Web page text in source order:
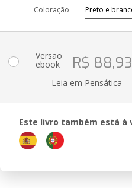
Coloração
Versão
ebook R$ 88,93
Leia em Pensática
Este livro também está à